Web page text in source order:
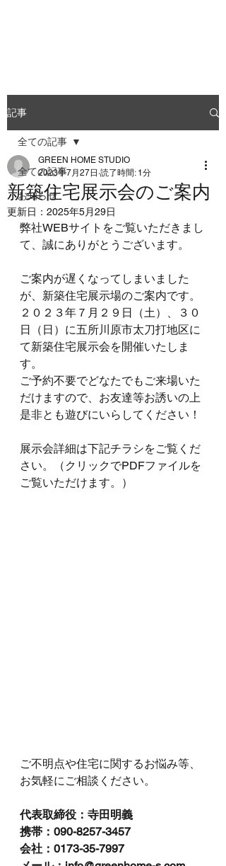
記事
全ての記事
お知らせ
全ての記事
新築住宅展示会のご案内
GREEN HOME STUDIO
2023年7月27日 読了時間: 1分
更新日： 2025年5月29日
弊社WEBサイトをご覧いただきまし
て、誠にありがとうございます。
ご案内が遅くなってしまいました
が、新築住宅展示場のご案内です。
２０２３年７月２９日（土）、３０
日（日）に五所川原市太刀打地区に
て新築住宅展示会を開催いたしま
す。
ご予約不要でどなたでもご来場いた
だけますので、お友達等お誘いの上
是非とも遊びにいらしてください！
展示会詳細は下記チラシをご覧くだ
さい。（クリックでPDFファイルを
ご覧いただけます。）
ご不明点や住宅に関するお悩み等、
お気軽にご相談ください。
代表取締役：寺田明義
携帯：090-8257-3457
会社：0173-35-7997